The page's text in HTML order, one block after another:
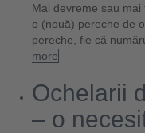
Mai devreme sau
o (nouă) pereche de
pereche, fie că
more
Ochelarii
– o